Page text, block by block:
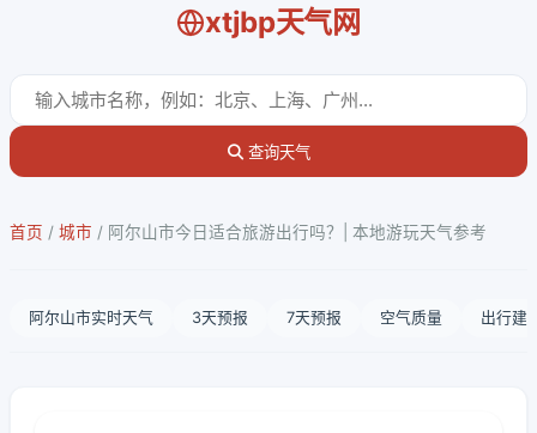
xtjbp天气网
查询天气
首页 / 城市 / 阿尔山市今日适合旅游出行吗？| 本地游玩天气参考
阿尔山市实时天气 3天预报 7天预报 空气质量 出行建